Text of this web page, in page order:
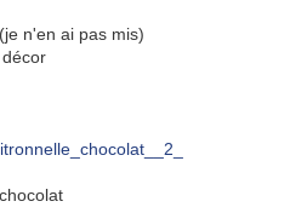
n'en ai pas mis)